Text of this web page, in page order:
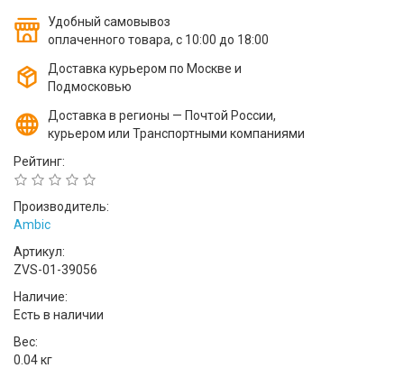
Удобный самовывоз
оплаченного товара, с 10:00 до 18:00
Доставка курьером по Москве и
Подмосковью
Доставка в регионы — Почтой России,
курьером или Транспортными компаниями
Рейтинг:
Производитель:
Ambic
Артикул:
ZVS-01-39056
Наличие:
Есть в наличии
Вес:
0.04 кг